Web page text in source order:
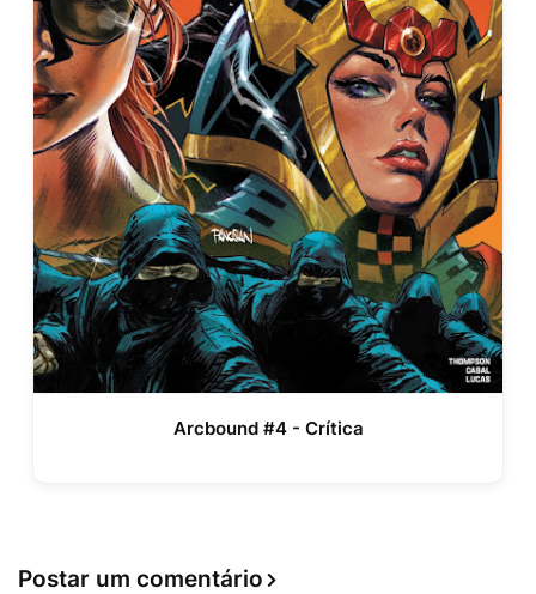
Arcbound #4 - Crítica
Postar um comentário